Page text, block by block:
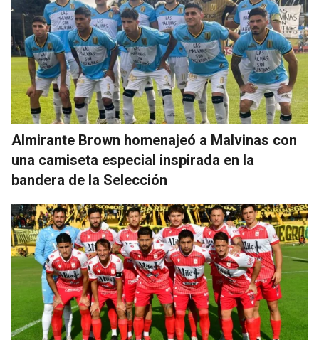
Almirante Brown homenajeó a Malvinas con
una camiseta especial inspirada en la
bandera de la Selección